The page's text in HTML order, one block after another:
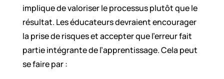
implique de valoriser le processus plutôt que le
résultat. Les éducateurs devraient encourager
la prise de risques et accepter que l’erreur fait
partie intégrante de l’apprentissage. Cela peut
se faire par :